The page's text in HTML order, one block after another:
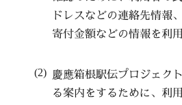
ドレスなどの連絡先情報
寄付金額などの情報を利用
慶應箱根駅伝プロジェク
る案内をするために、利